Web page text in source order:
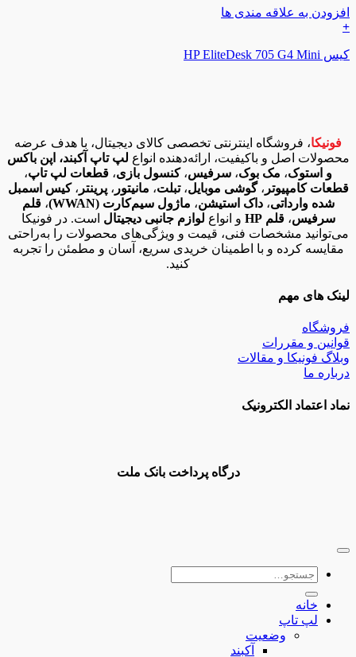
افزودن به علاقه مندی ها
+
کیس HP EliteDesk 705 G4 Mini
فونیکا، فروشگاه اینترنتی تخصصی کالای دیجیتال، با هدف عرضه
محصولات اصل و باکیفیت، ارائه‌دهنده انواع لپ تاپ آکبند، اپن باکس
و استوک، مک بوک، سرفیس،کنسول بازی، قطعات لپ تاپ،
قطعات کامپیوتر ،گوشی موبایل،تبلت، مانیتور ،پرینتر ،کیس اسمبل
شده وارداتی،داک استیشن، ماژول سیم‌کارت (WWAN) ،قلم
سرفیس،قلم HP و انواع لوازم جانبی دیجیتال است. در فونیکا
می‌توانید مشخصات فنی، قیمت و ویژگی‌های محصولات را به‌راحتی
مقایسه کرده و با اطمینان خریدی سریع، آسان و مطمئن را تجربه
کنید.
لینک های مهم
فروشگاه
قوانین و مقررات
وبلاگ فونیکا و مقالات
درباره ما
نماد اعتماد الکترونیک
درگاه پرداخت بانک ملت
جستجو
برای:
خانه
لپ تاپ
وضعیت
آکبند